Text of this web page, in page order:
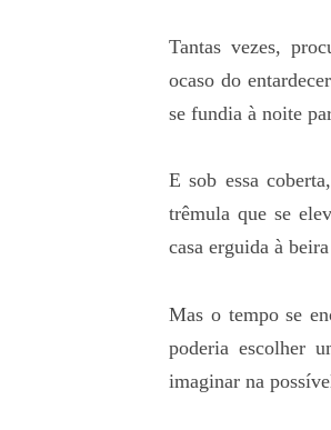
Tantas vezes,
ocaso do
se fundia à noite
E sob essa
trêmula que se
casa erguida à
Mas o tempo se
poderia escolher
imaginar na